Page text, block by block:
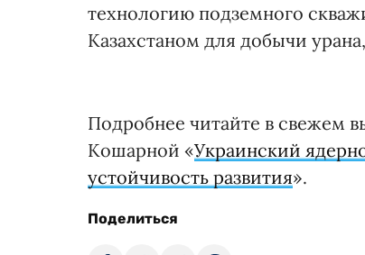
технологию подземного
Казахстаном для добычи
Подробнее читайте в свежем
Кошарной «Украинский
устойчивость развития».
Поделиться